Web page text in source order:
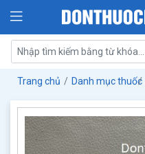
Trang chủ Danh mục thuốc